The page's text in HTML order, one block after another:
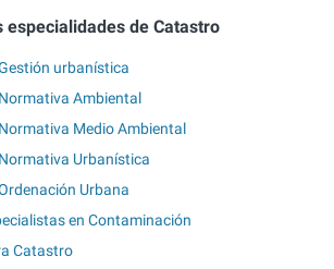
especialidades de Catastro
urbanística
Ambiental
Medio Ambiental
Urbanística
Urbana
en Contaminación
Catastro